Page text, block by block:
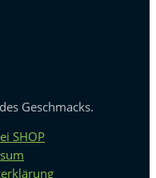
Geschmacks.
SHOP